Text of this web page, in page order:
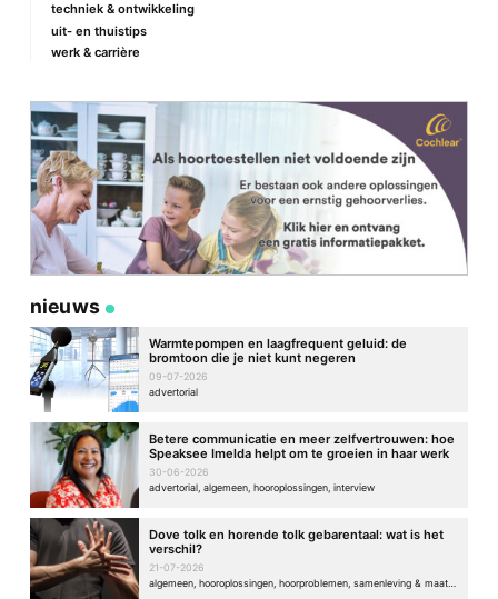
techniek & ontwikkeling
uit- en thuistips
werk & carrière
nieuws
Warmtepompen en laagfrequent geluid: de
bromtoon die je niet kunt negeren
09-07-2026
advertorial
Betere communicatie en meer zelfvertrouwen: hoe
Speaksee Imelda helpt om te groeien in haar werk
30-06-2026
advertorial, algemeen, hooroplossingen, interview
Dove tolk en horende tolk gebarentaal: wat is het
verschil?
21-07-2026